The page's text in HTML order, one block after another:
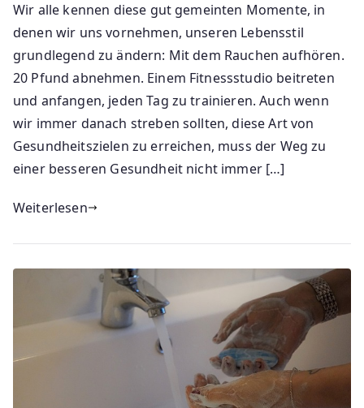
Wir alle kennen diese gut gemeinten Momente, in
denen wir uns vornehmen, unseren Lebensstil
grundlegend zu ändern: Mit dem Rauchen aufhören.
20 Pfund abnehmen. Einem Fitnessstudio beitreten
und anfangen, jeden Tag zu trainieren. Auch wenn
wir immer danach streben sollten, diese Art von
Gesundheitszielen zu erreichen, muss der Weg zu
einer besseren Gesundheit nicht immer […]
Weiterlesen